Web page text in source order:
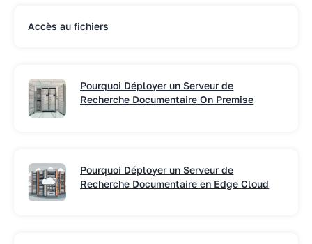
Accès au fichiers
Pourquoi Déployer un Serveur de
Recherche Documentaire On Premise
Pourquoi Déployer un Serveur de
Recherche Documentaire en Edge Cloud